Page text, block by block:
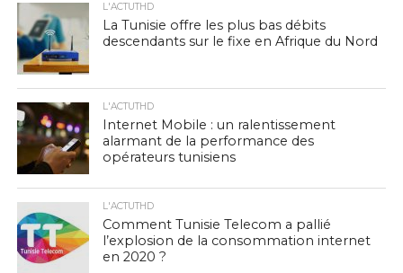
L'ACTUTHD
La Tunisie offre les plus bas débits
descendants sur le fixe en Afrique du Nord
L'ACTUTHD
Internet Mobile : un ralentissement
alarmant de la performance des
opérateurs tunisiens
L'ACTUTHD
Comment Tunisie Telecom a pallié
l’explosion de la consommation internet
en 2020 ?